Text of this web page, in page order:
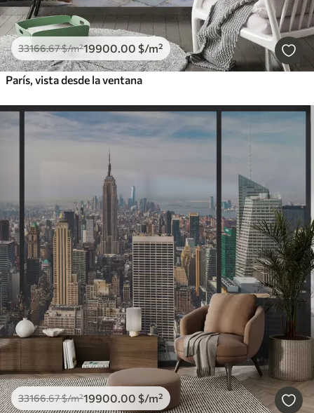
33166.67$/m²19900.00 $/m²
París, vista desde la ventana
33166.67$/m²19900.00 $/m²